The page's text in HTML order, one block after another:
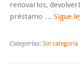
renovarlos,
préstamo … Sigue
Categorías: Sin categoría